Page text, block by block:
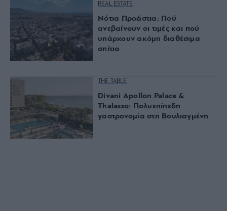
REAL ESTATE
Νότια Προάστια: Πού
ανεβαίνουν οι τιμές και πού
υπάρχουν ακόμη διαθέσιμα
σπίτια
THE TABLE
Divani Apollon Palace &
Thalasso: Πολυεπίπεδη
γαστρονομία στη Βουλιαγμένη